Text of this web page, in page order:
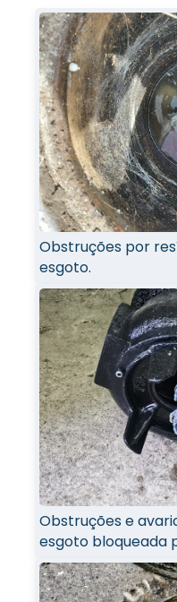
Obstruções por
esgoto.
Obstruções e
esgoto bloqueada